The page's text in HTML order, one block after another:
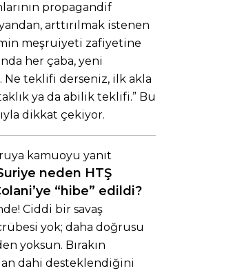
propagandif
arttırılmak istenen
meşruiyeti zafiyetine
her çaba, yeni
teklifi derseniz, ilk akla
ya da abilik teklifi.” Bu
dikkat çekiyor.
kamuoyu yanıt
neden HTŞ
“hibe” edildi?
Ciddi bir savaş
yok; daha doğrusu
yoksun. Bırakın
dahi desteklendiğini